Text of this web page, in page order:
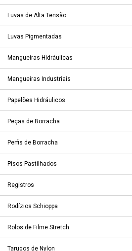
Luvas de Alta Tensão
Luvas Pigmentadas
Mangueiras Hidráulicas
Mangueiras Industriais
Papelões Hidráulicos
Peças de Borracha
Perfis de Borracha
Pisos Pastilhados
Registros
Rodízios Schioppa
Rolos de Filme Stretch
Tarugos de Nylon